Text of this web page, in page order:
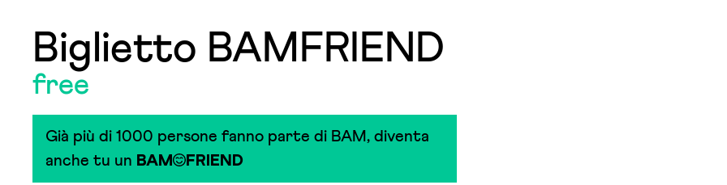
Biglietto BAMFRIEND
free
Già più di 1000 persone fanno parte di BAM, diventa
anche tu un BAM FRIEND